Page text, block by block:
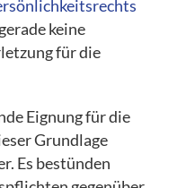
keine
für die
Eignung für die
Grundlage
Es bestünden